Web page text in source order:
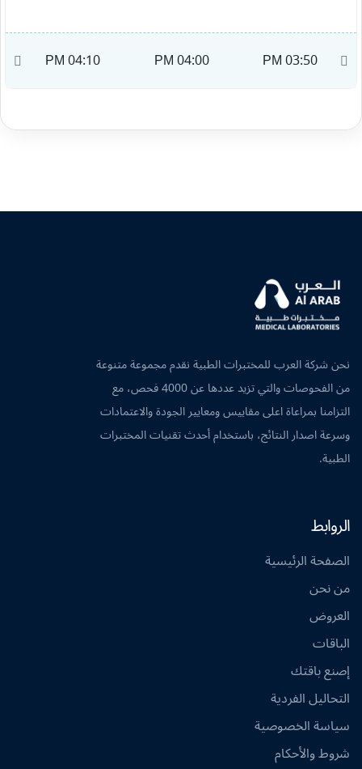
03:50 PM
04:00 PM
04:10 PM
نحن شركة العرب للمختبرات الطبية نقدم مجموعة متنوعة
من الفحوصات والتي تزيد عددها عن 4000 فحص، مع
التزامنا بمراعاة اعلى مقاييس ومعايير الجودة والاعتمادات
وسرعة اصدار النتائج، باستخدام أحدث تقنيات المختبرات
الطبية.
الروابط
الصفحة الرئيسية
من نحن
العروض
الباقات
إصنع باقتك
التحاليل الفردية
سياسة الخصوصية
شروط والأحكام